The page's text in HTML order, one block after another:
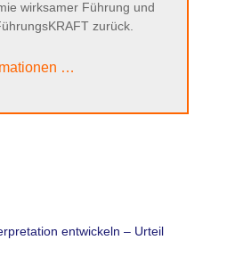
wirksamer Führung und
zurück.
…
entwickeln – Urteil